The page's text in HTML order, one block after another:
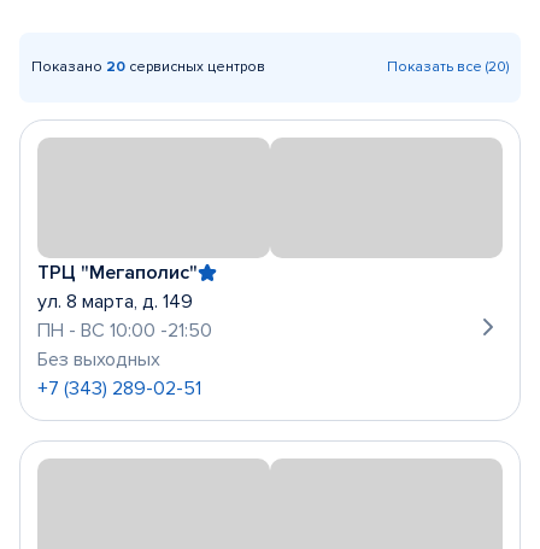
Показано 20 сервисных центров Показать все (20)
ТРЦ "Мегаполис"
ул. 8 марта, д. 149
ПН - ВС 10:00 -21:50
Без выходных
+7 (343) 289-02-51